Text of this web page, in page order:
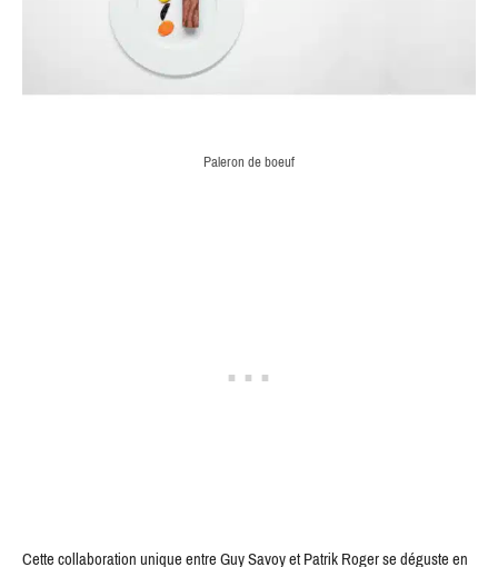
Paleron de boeuf
Cette collaboration unique entre Guy Savoy et Patrik Roger se déguste en